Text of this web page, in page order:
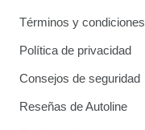
Términos y condiciones
Política de privacidad
Consejos de seguridad
Reseñas de Autoline